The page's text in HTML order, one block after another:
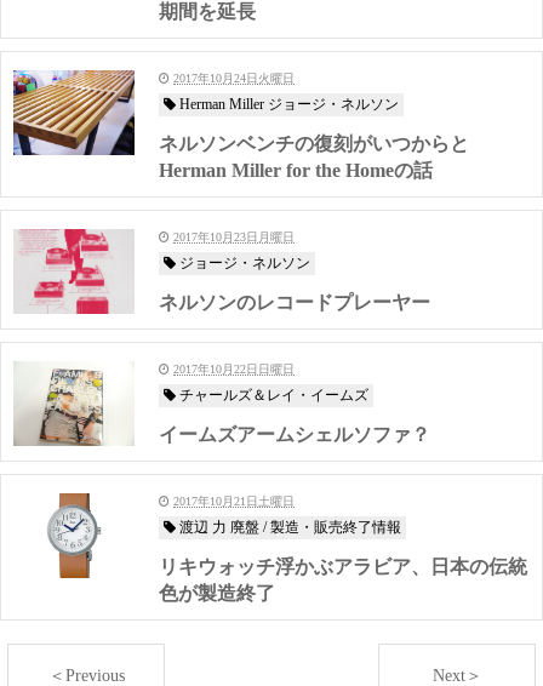
期間を延長
2017年10月24日火曜日
Herman Miller ジョージ・ネルソン
ネルソンベンチの復刻がいつからと
Herman Miller for the Homeの話
2017年10月23日月曜日
ジョージ・ネルソン
ネルソンのレコードプレーヤー
2017年10月22日日曜日
チャールズ＆レイ・イームズ
イームズアームシェルソファ？
2017年10月21日土曜日
渡辺 力 廃盤 / 製造・販売終了情報
リキウォッチ浮かぶアラビア、日本の伝統
色が製造終了
＜Previous Next＞